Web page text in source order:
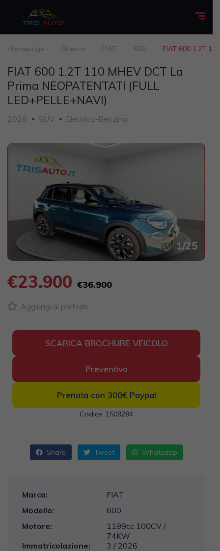
Homepage Ricerca FIAT 600 FIAT 600 1.2T
FIAT 600 1.2T 110 MHEV DCT La
Prima NEOPATENTATI (FULL
LED+PELLE+NAVI)
2026 SUV Elettrica-Benzina
1/25
€23.900 €36.900
Aggiungi ai preferiti
SCARICA BROCHURE VEICOLO
Preventivo
Prenota con 300€ Paypal
Codice: 1509284
Share Tweet Whatsapp
Marca:
FIAT
Modello:
600
Motore:
1199cc 100CV /
74KW
Immatricolazione:
3 / 2026